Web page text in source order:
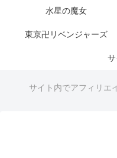
水星の魔女
東京卍リベンジャーズ
サイト内でアフィリエ